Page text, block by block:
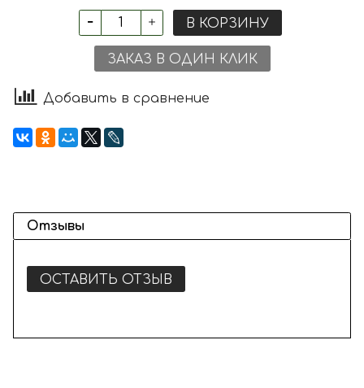
В КОРЗИНУ
ЗАКАЗ В ОДИН КЛИК
Добавить в сравнение
Отзывы
ОСТАВИТЬ ОТЗЫВ